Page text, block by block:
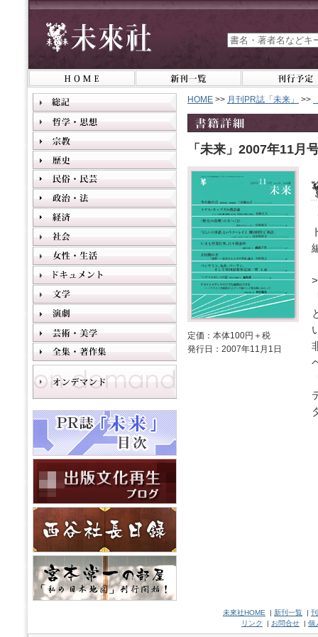
HOME >> 月刊PR誌「未来」 >>
「未来」2007年11月
定価：本体100円＋税
発行日：2007年11月1日
未來社HOME | 新刊一覧 |
リンク
| お問合せ | 個